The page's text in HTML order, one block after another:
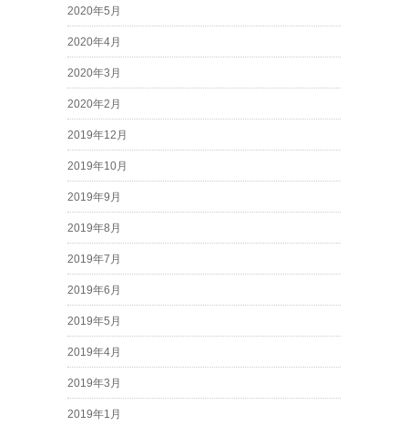
2020年5月
2020年4月
2020年3月
2020年2月
2019年12月
2019年10月
2019年9月
2019年8月
2019年7月
2019年6月
2019年5月
2019年4月
2019年3月
2019年1月